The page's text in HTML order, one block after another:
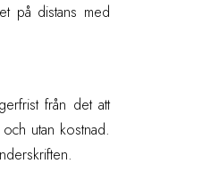
på distans med
från det att
utan kostnad.